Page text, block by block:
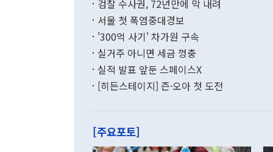
함께 4자 대
"우리의 선
관은 업무
이 9월 러시
수출은
기록했지만
로 전환됐다.
는 배당수입
였던 올해 3
검찰 수사권, 72년만에 막 내려
서울 첫 폭염중대경보
'300억 사기' 차가원 구속
실거주 아니면 세금 껑충
실적 발표 앞둔 스페이스X
[히든스테이지] 즌·오아 첫 도전
[주요포토]